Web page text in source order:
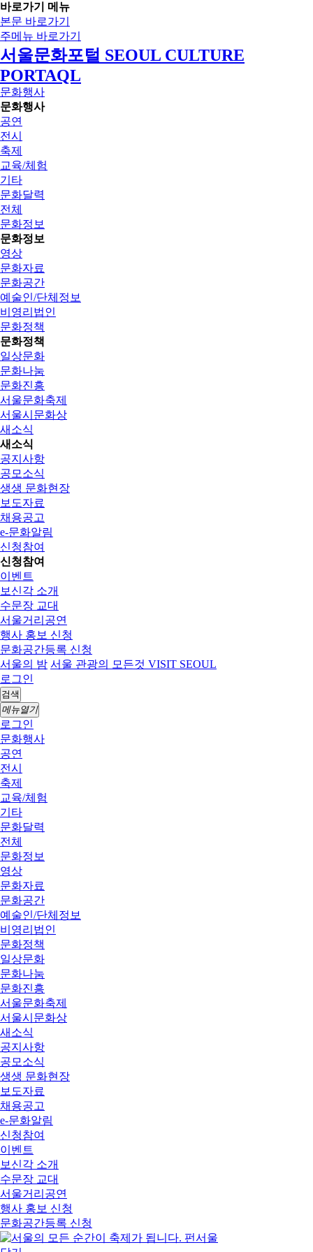
바로가기 메뉴
본문 바로가기
주메뉴 바로가기
서울문화포털 SEOUL CULTURE
PORTAQL
문화행사
문화행사
공연
전시
축제
교육/체험
기타
문화달력
전체
문화정보
문화정보
영상
문화자료
문화공간
예술인/단체정보
비영리법인
문화정책
문화정책
일상문화
문화나눔
문화진흥
서울문화축제
서울시문화상
새소식
새소식
공지사항
공모소식
생생 문화현장
보도자료
채용공고
e-문화알림
신청참여
신청참여
이벤트
보신각 소개
수문장 교대
서울거리공연
행사 홍보 신청
문화공간등록 신청
서울의 밤 서울 관광의 모든것 VISIT SEOUL
로그인
검색
메뉴열기
로그인
문화행사
공연
전시
축제
교육/체험
기타
문화달력
전체
문화정보
영상
문화자료
문화공간
예술인/단체정보
비영리법인
문화정책
일상문화
문화나눔
문화진흥
서울문화축제
서울시문화상
새소식
공지사항
공모소식
생생 문화현장
보도자료
채용공고
e-문화알림
신청참여
이벤트
보신각 소개
수문장 교대
서울거리공연
행사 홍보 신청
문화공간등록 신청